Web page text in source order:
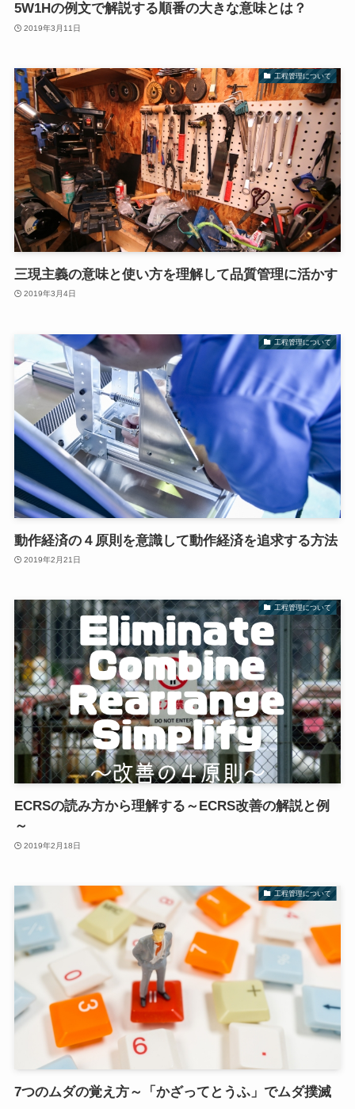
5W1Hの例文で解説する順番の大きな意味とは？
2019年3月11日
工程管理について
三現主義の意味と使い方を理解して品質管理に活かす
2019年3月4日
工程管理について
動作経済の４原則を意識して動作経済を追求する方法
2019年2月21日
工程管理について
ECRSの読み方から理解する～ECRS改善の解説と例
～
2019年2月18日
工程管理について
7つのムダの覚え方～「かざってとうふ」でムダ撲滅